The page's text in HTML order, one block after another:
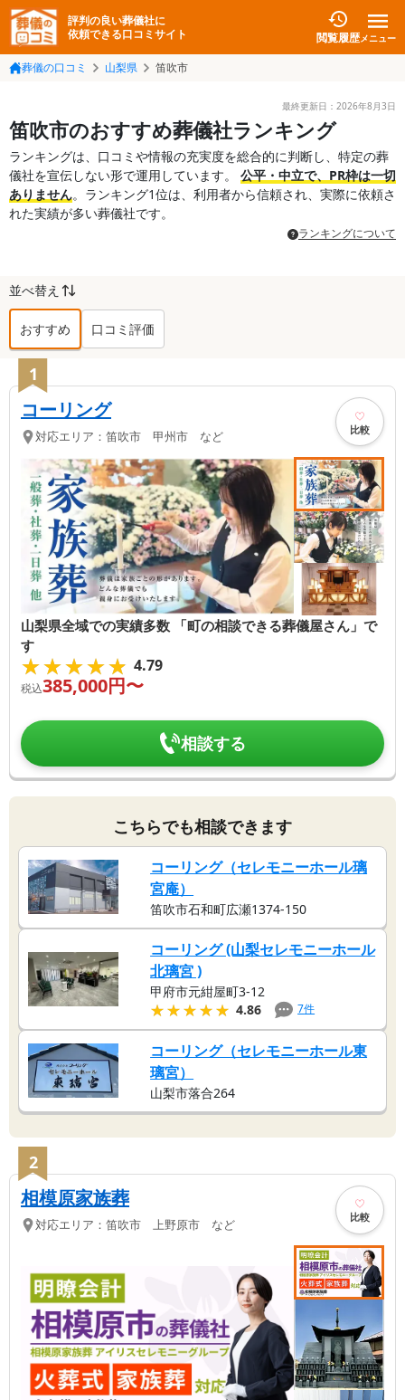
評判の良い葬儀社に
依頼できる口コミサイト
閲覧履歴メニュー
葬儀の口コミ 山梨県 笛吹市
最終更新日： 2026年8月3日
笛吹市のおすすめ葬儀社ランキング
ランキングは、口コミや情報の充実度を総合的に判断し、特定の葬
儀社を宣伝しない形で運用しています。 公平・中立で、PR枠は一切
ありません。ランキング1位は、利用者から信頼され、実際に依頼さ
れた実績が多い葬儀社です。
ランキングについて
並べ替え
おすすめ 口コミ評価
笛吹市
1
コーリング
対応エリア： 笛吹市 甲州市 など 比較
山梨県全域での実績多数 「町の相談できる葬儀屋さん」で
す
★★★★★
★★★★★ 4.79
税込385,000円〜
相談する
こちらでも相談できます
コーリング（セレモニーホール璃
宮庵）
笛吹市石和町広瀬1374-150
コーリング (山梨セレモニーホール
北璃宮 )
甲府市元紺屋町3-12
★★★★★
★★★★★ 4.86 7件
コーリング（セレモニーホール東
璃宮）
山梨市落合264
2
相模原家族葬
対応エリア： 笛吹市 上野原市 など 比較